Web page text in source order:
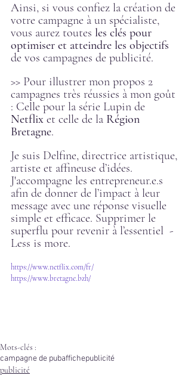
Ainsi, si vous confiez la création de
votre campagne à un spécialiste,
vous aurez toutes les clés pour
optimiser et atteindre les objectifs
de vos campagnes de publicité.
>> Pour illustrer mon propos 2
campagnes très réussies à mon goût
: Celle pour la série Lupin de
Netflix et celle de la Région
Bretagne.
Je suis Delfine, directrice artistique,
artiste et affineuse d’idées.
J'accompagne les entrepreneur.e.s
afin de donner de l’impact à leur
message avec une réponse visuelle
simple et efficace. Supprimer le
superflu pour revenir à l’essentiel  -
Less is more.
https://www.netflix.com/fr/
https://www.bretagne.bzh/
Mots-clés :
campagne de pubaffichepublicité
publicité